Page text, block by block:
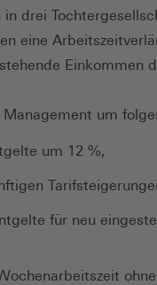
drei
eine
Einkommen
um
um 12 %,
für neu